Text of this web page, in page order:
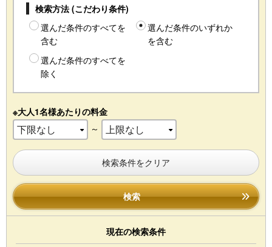
検索方法 (こだわり条件)
選んだ条件のすべてを
含む
選んだ条件のいずれか
を含む
選んだ条件のすべてを
除く
※大人1名様あたりの料金
～
検索条件をクリア
検索
現在の検索条件